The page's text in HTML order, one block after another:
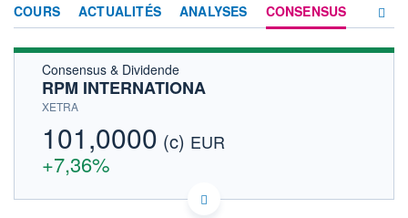
COURS ACTUALITÉS ANALYSES CONSENSUS
ACTIONNAIRES
Consensus & Dividende
RPM INTERNATIONA
XETRA
101,0000 (c) EUR
+7,36%
US7496851038 RP8